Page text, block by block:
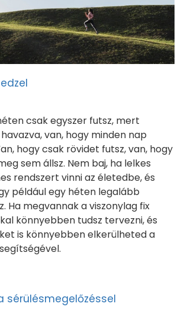
csak egyszer futsz, mert
van, hogy minden nap
hogy csak rövidet futsz, van, hogy
sem állsz. Nem baj, ha lelkes
rendszert vinni az életedbe, és
például egy héten legalább
Ha megvannak a viszonylag fix
könnyebben tudsz tervezni, és
is könnyebben elkerülheted a
sérülésmegelőzéssel